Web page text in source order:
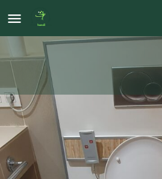
WC PMR à hauteur
électrique
Prix
3 500€